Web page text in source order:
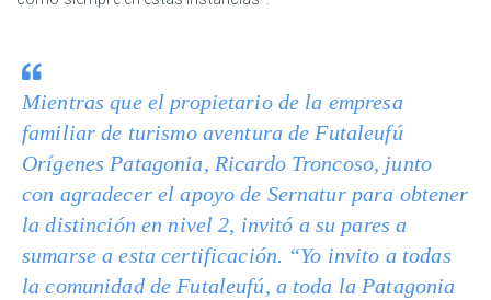
Mientras que el propietario de la empresa
familiar de turismo aventura de Futaleufú
Orígenes Patagonia, Ricardo Troncoso, junto
con agradecer el apoyo de Sernatur para obtener
la distinción en nivel 2, invitó a su pares a
sumarse a esta certificación. “Yo invito a todas
la comunidad de Futaleufú, a toda la Patagonia